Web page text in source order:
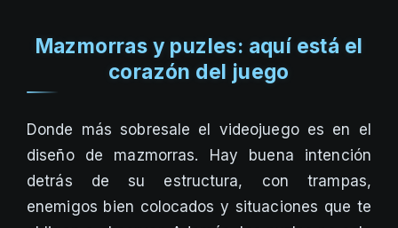
Mazmorras y puzles: aquí está el
corazón del juego
Donde más sobresale el videojuego es en el
diseño de mazmorras. Hay buena intención
detrás de su estructura, con trampas,
enemigos bien colocados y situaciones que te